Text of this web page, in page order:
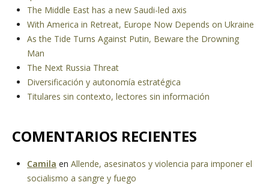
The Middle East has a new Saudi-led axis
With America in Retreat, Europe Now Depends on Ukraine
As the Tide Turns Against Putin, Beware the Drowning
Man
The Next Russia Threat
Diversificación y autonomía estratégica
Titulares sin contexto, lectores sin información
COMENTARIOS RECIENTES
Camila en Allende, asesinatos y violencia para imponer el
socialismo a sangre y fuego